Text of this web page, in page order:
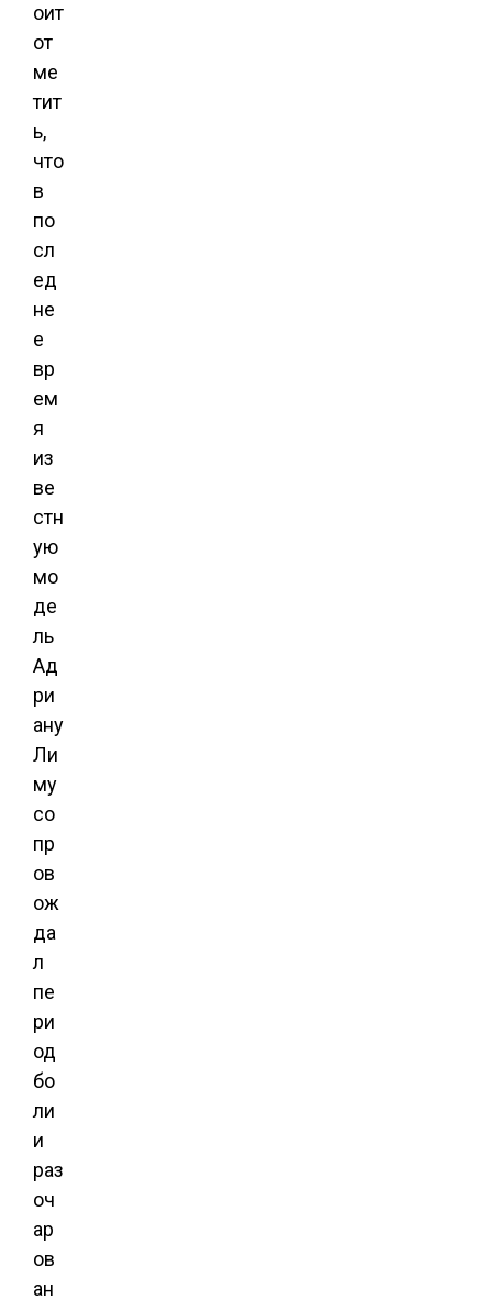
оит
от
ме
тит
ь,
что
в
по
сл
ед
не
е
вр
ем
я
из
ве
стн
ую
мо
де
ль
Ад
ри
ану
Ли
му
со
пр
ов
ож
да
л
пе
ри
од
бо
ли
и
раз
оч
ар
ов
ан